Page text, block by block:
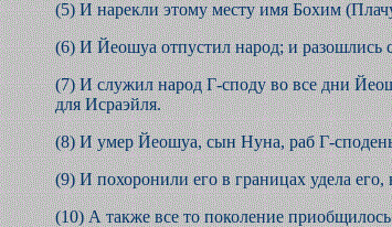
(5) И нарекли этому месту имя Бохим
(6) И Йеошуа отпустил народ; и разошлись
(7) И служил народ Г-споду во все дни
для Исраэйля.
(8) И умер Йеошуа, сын Нуна, раб Г-
(9) И похоронили его в границах удела
(10) А также все то поколение